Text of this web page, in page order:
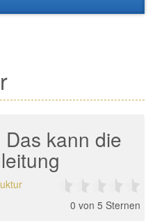
kann die
0 von 5 Sternen